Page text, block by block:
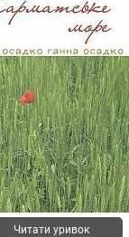
Читати уривок